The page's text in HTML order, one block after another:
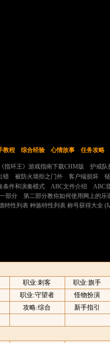
教程 综合经验 心情故事 任务攻略
《指环王》游戏指南下载CHM版
护戒队
错 被防火墙拒之门外 客户端损坏
条件和演奏模式 ABC文件介绍
ABC
一部分第二部分教你如何使用网上的乐
特性列表 种族特性列表 称号获得大全(
职业:刺客
职业:旗手
职业:守望者
怪物扮演
攻略:综合
新手指引